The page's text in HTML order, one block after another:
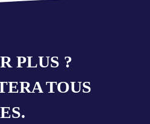
PLUS ?
TOUS